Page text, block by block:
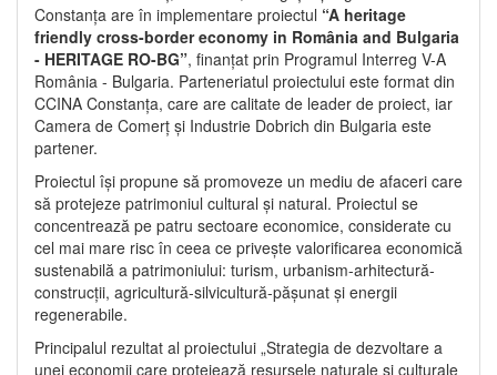
Constanța are în implementare proiectul “A heritage
friendly cross-border economy in România and Bulgaria
- HERITAGE RO-BG”, finanțat prin Programul Interreg V-A
România - Bulgaria. Parteneriatul proiectului este format din
CCINA Constanța, care are calitate de leader de proiect, iar
Camera de Comerț și Industrie Dobrich din Bulgaria este
partener.
Proiectul își propune să promoveze un mediu de afaceri care
să protejeze patrimoniul cultural și natural. Proiectul se
concentrează pe patru sectoare economice, considerate cu
cel mai mare risc în ceea ce privește valorificarea economică
sustenabilă a patrimoniului: turism, urbanism-arhitectură-
construcții, agricultură-silvicultură-pășunat și energii
regenerabile.
Principalul rezultat al proiectului „Strategia de dezvoltare a
unei economii care protejează resursele naturale și culturale